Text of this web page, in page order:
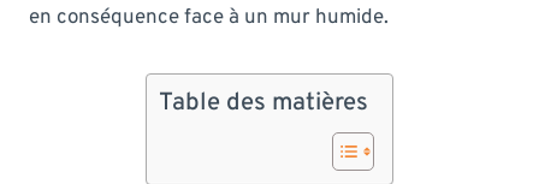
en conséquence face à un mur humide.
Table des matières